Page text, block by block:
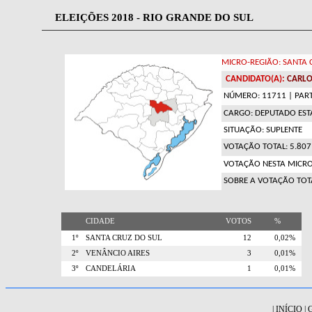
ELEIÇÕES 2018 - RIO GRANDE DO SUL
MICRO-REGIÃO: SANTA
CANDIDATO(A):
NÚMERO: 11711 |
CARGO: DEPUTADO
SITUAÇÃO: SUPLENTE
VOTAÇÃO TOTAL:
VOTAÇÃO NESTA
SOBRE A VOTAÇÃO
CIDADE VOTOS %
1º SANTA CRUZ DO SUL 12
0,02%
2º
VENÂNCIO AIRES 3
0,01%
3º
CANDELÁRIA 1 0,01%
| INÍCIO |